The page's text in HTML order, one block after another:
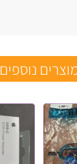
נוספים